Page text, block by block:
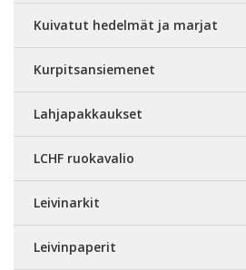
Kuivatut hedelmät ja marjat
Kurpitsansiemenet
Lahjapakkaukset
LCHF ruokavalio
Leivinarkit
Leivinpaperit